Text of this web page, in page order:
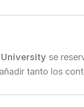
se
tanto los